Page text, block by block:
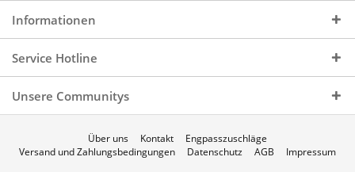
Informationen
Service Hotline
Unsere Communitys
Über uns Kontakt
Engpasszuschläge
Versand und Zahlungsbedingungen
Datenschutz AGB Impressum